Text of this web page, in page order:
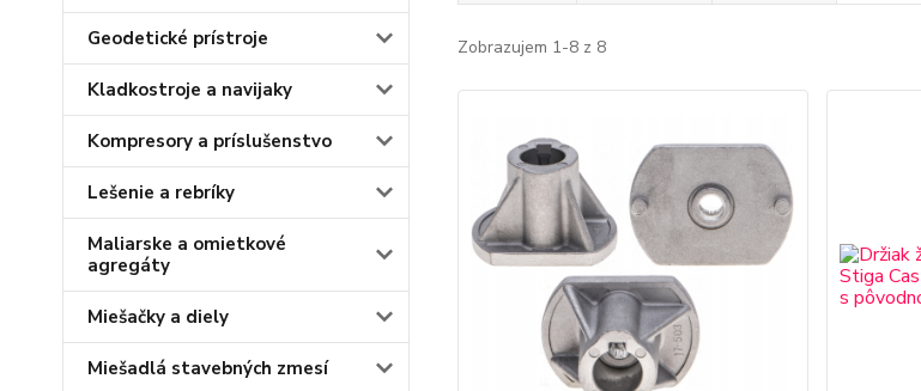
Geodetické prístroje
Kladkostroje a navijaky
Kompresory a príslušenstvo
Lešenie a rebríky
Maliarske a omietkové
agregáty
Miešačky a diely
Miešadlá stavebných zmesí
Zobrazujem 1-8 z 8